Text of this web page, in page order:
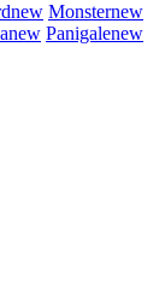
new Monsternew
new Panigalenew